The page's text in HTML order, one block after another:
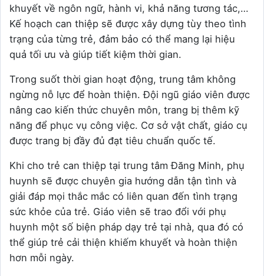
khuyết về ngôn ngữ, hành vi, khả năng tương tác,…
Kế hoạch can thiệp sẽ được xây dựng tùy theo tình
trạng của từng trẻ, đảm bảo có thể mang lại hiệu
quả tối ưu và giúp tiết kiệm thời gian.
Trong suốt thời gian hoạt động, trung tâm không
ngừng nỗ lực để hoàn thiện. Đội ngũ giáo viên được
nâng cao kiến thức chuyên môn, trang bị thêm kỹ
năng để phục vụ công việc. Cơ sở vật chất, giáo cụ
được trang bị đầy đủ đạt tiêu chuẩn quốc tế.
Khi cho trẻ can thiệp tại trung tâm Đăng Minh, phụ
huynh sẽ được chuyên gia hướng dẫn tận tình và
giải đáp mọi thắc mắc có liên quan đến tình trạng
sức khỏe của trẻ. Giáo viên sẽ trao đổi với phụ
huynh một số biện pháp dạy trẻ tại nhà, qua đó có
thể giúp trẻ cải thiện khiếm khuyết và hoàn thiện
hơn mỗi ngày.